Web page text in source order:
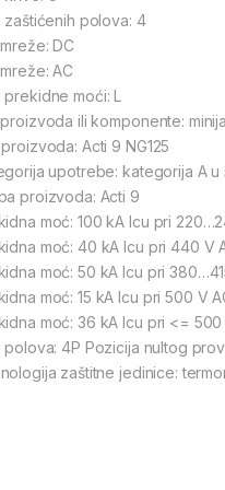
zaštićenih polova: 4
DC
AC
prekidne moći: L
ili komponente:
Acti 9 NG125
upotrebe: kategorija A u
proizvoda: Acti 9
moć: 100 kA Icu pri
moć: 40 kA Icu pri 440 V
moć: 50 kA Icu pri
moć: 15 kA Icu pri 500 V
moć: 36 kA Icu pri <=
polova: 4P Pozicija nultog
zaštitne jedinice: